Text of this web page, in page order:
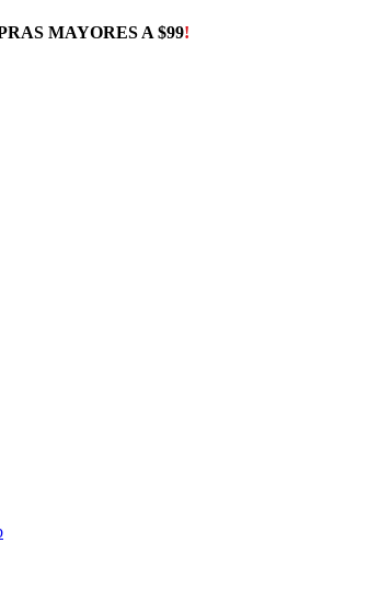
MAYORES A $99!